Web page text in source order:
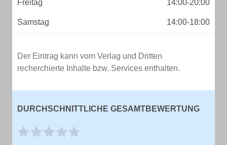
Freitag 14:00-20:00
Samstag 14:00-18:00
Der Eintrag kann vom Verlag und Dritten
recherchierte Inhalte bzw. Services enthalten.
DURCHSCHNITTLICHE GESAMTBEWERTUNG